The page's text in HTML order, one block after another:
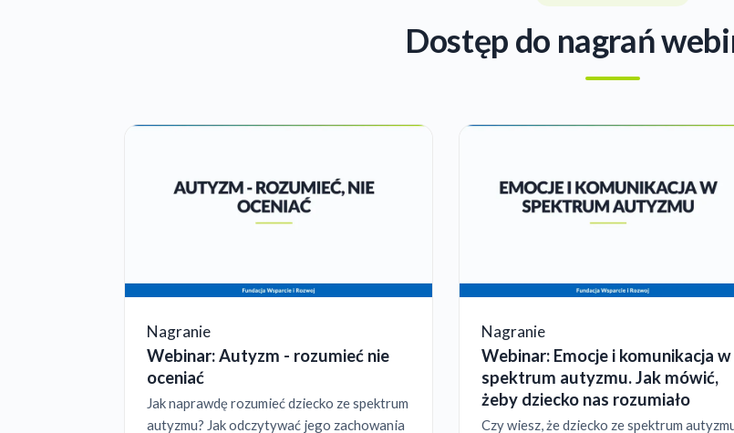
Dostęp do nagrań
Nagranie
Webinar: Autyzm - rozumieć nie
oceniać
Jak naprawdę rozumieć dziecko ze spektrum
autyzmu? Jak odczytywać jego zachowania
Nagranie
Webinar: Emocje i komunikacja w
spektrum autyzmu. Jak mówić,
żeby dziecko nas rozumiało
Czy wiesz, że dziecko ze spektrum